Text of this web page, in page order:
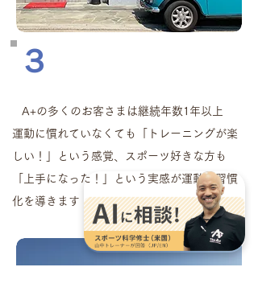
A+の多くのお客さまは継続年数1年以上
運動に慣れていなくても「トレーニングが楽
しい！」という感覚、スポーツ好きな方も
「上手になった！」という実感が運動の習慣
化を導きます
３